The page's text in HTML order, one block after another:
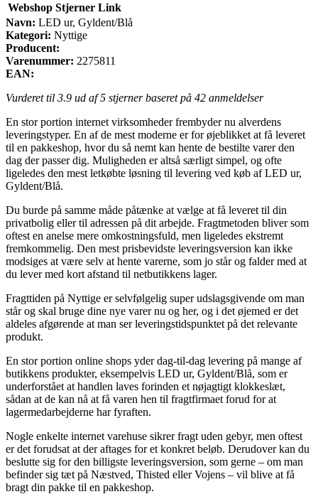
Webshop Stjerner Link
Navn: LED ur, Gyldent/Blå
Kategori: Nyttige
Producent:
Varenummer: 2275811
EAN:
Vurderet til 3.9 ud af 5 stjerner baseret på 42 anmeldelser
En stor portion internet virksomheder frembyder nu alverdens
leveringstyper. En af de mest moderne er for øjeblikket at få leveret
til en pakkeshop, hvor du så nemt kan hente de bestilte varer den
dag der passer dig. Muligheden er altså særligt simpel, og ofte
ligeledes den mest letkøbte løsning til levering ved køb af LED ur,
Gyldent/Blå.
Du burde på samme måde påtænke at vælge at få leveret til din
privatbolig eller til adressen på dit arbejde. Fragtmetoden bliver som
oftest en anelse mere omkostningsfuld, men ligeledes ekstremt
fremkommelig. Den mest prisbevidste leveringsversion kan ikke
modsiges at være selv at hente varerne, som jo står og falder med at
du lever med kort afstand til netbutikkens lager.
Fragttiden på Nyttige er selvfølgelig super udslagsgivende om man
står og skal bruge dine nye varer nu og her, og i det øjemed er det
aldeles afgørende at man ser leveringstidspunktet på det relevante
produkt.
En stor portion online shops yder dag-til-dag levering på mange af
butikkens produkter, eksempelvis LED ur, Gyldent/Blå, som er
underforstået at handlen laves forinden et nøjagtigt klokkeslæt,
sådan at de kan nå at få varen hen til fragtfirmaet forud for at
lagermedarbejderne har fyraften.
Nogle enkelte internet varehuse sikrer fragt uden gebyr, men oftest
er det forudsat at der aftages for et konkret beløb. Derudover kan du
beslutte sig for den billigste leveringsversion, som gerne – om man
befinder sig tæt på Næstved, Thisted eller Vojens – vil blive at få
bragt din pakke til en pakkeshop.